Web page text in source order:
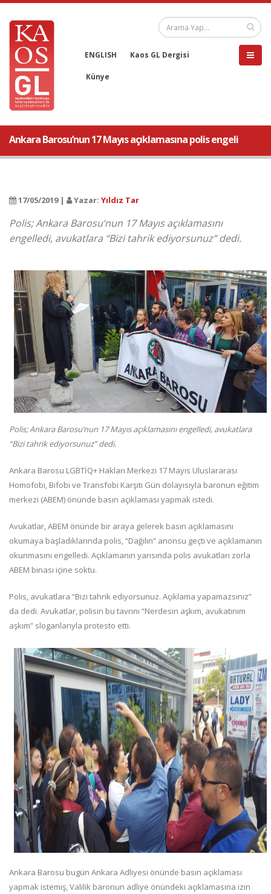
ENGLISH Kaos GL Dergisi
Künye
Ankara Barosu’nun 17 Mayıs açıklamasına polis engeli
17/05/2019 | Yazar: Yıldız Tar
Polis; Ankara Barosu’nun 17 Mayıs açıklamasını
engelledi, avukatlara “Bizi tahrik ediyorsunuz” dedi.
Polis; Ankara Barosu’nun 17 Mayıs açıklamasını engelledi, avukatlara
“Bizi tahrik ediyorsunuz” dedi.
Ankara Barosu LGBTİQ+ Hakları Merkezi 17 Mayıs Uluslararası
Homofobi, Bifobi ve Transfobi Karşıtı Gün dolayısıyla baronun eğitim
merkezi (ABEM) önünde basın açıklaması yapmak istedi.
Avukatlar, ABEM önünde bir araya gelerek basın açıklamasını
okumaya başladıklarında polis, “Dağılın” anonsu geçti ve açıklamanın
okunmasını engelledi. Açıklamanın yarısında polis avukatları zorla
ABEM binası içine soktu.
Polis, avukatlara “Bizi tahrik ediyorsunuz. Açıklama yapamazsınız”
da dedi. Avukatlar, polisin bu tavrını “Nerdesin aşkım, avukatınım
aşkım” sloganlarıyla protesto etti.
Ankara Barosu bugün Ankara Adliyesi önünde basın açıklaması
yapmak istemiş, Valilik baronun adliye önündeki açıklamasına izin